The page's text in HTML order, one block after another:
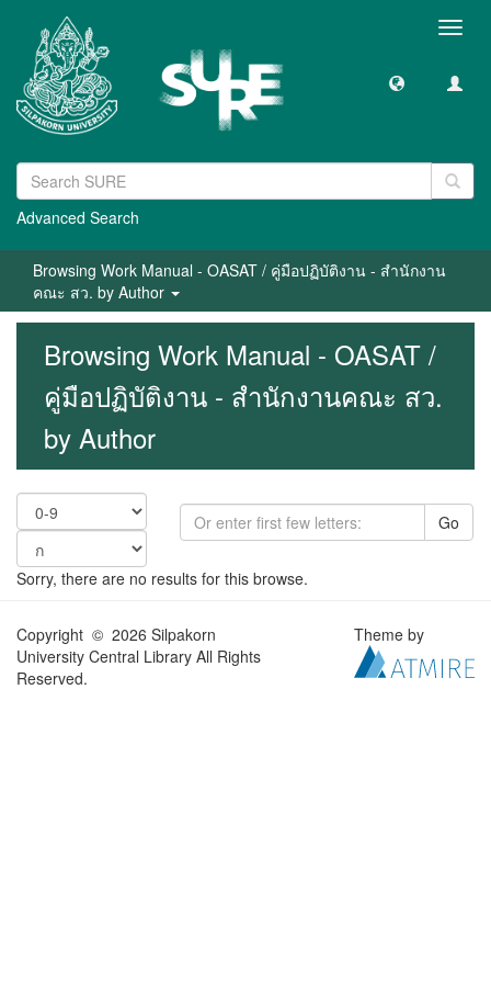
Advanced Search
Browsing Work Manual - OASAT / คู่มือปฏิบัติงาน - สำนักงาน
คณะ สว. by Author
Browsing Work Manual - OASAT /
คู่มือปฏิบัติงาน - สำนักงานคณะ สว.
by Author
Go
Sorry, there are no results for this browse.
Copyright © 2026 Silpakorn
University Central Library All Rights
Reserved.
Theme by